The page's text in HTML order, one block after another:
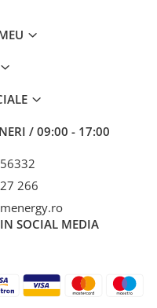
/ 09:00 - 17:00
266
SOCIAL MEDIA